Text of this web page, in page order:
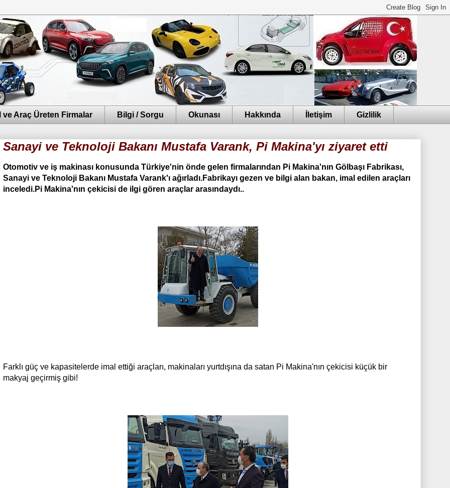
Araç Üreten Firmalar Bilgi / Sorgu Okunası Hakkında İletişim Gizlilik
Sanayi ve Teknoloji Bakanı Mustafa Varank, Pi Makina'yı ziyaret etti
Otomotiv ve iş makinası konusunda Türkiye'nin önde gelen firmalarından Pi Makina'nın Gölbaşı Fabrikası,
Sanayi ve Teknoloji Bakanı Mustafa Varank'ı ağırladı.Fabrikayı gezen ve bilgi alan bakan, imal edilen araçları
inceledi.Pi Makina'nın çekicisi de ilgi gören araçlar arasındaydı..
Farklı güç ve kapasitelerde imal ettiği araçları, makinaları yurtdışına da satan Pi Makina'nın çekicisi küçük bir
makyaj geçirmiş gibi!